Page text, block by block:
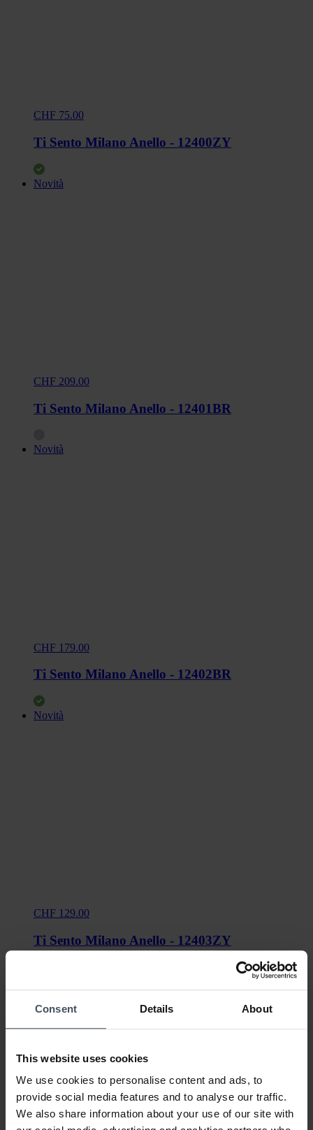
Consent Details About
This website uses cookies
We use cookies to personalise content and ads, to
provide social media features and to analyse our traffic.
We also share information about your use of our site with
CHF 75.00
Ti Sento Milano Anello - 12400ZY
Novità
CHF 209.00
Ti Sento Milano Anello - 12401BR
Novità
CHF 179.00
Ti Sento Milano Anello - 12402BR
Novità
CHF 129.00
Ti Sento Milano Anello - 12403ZY